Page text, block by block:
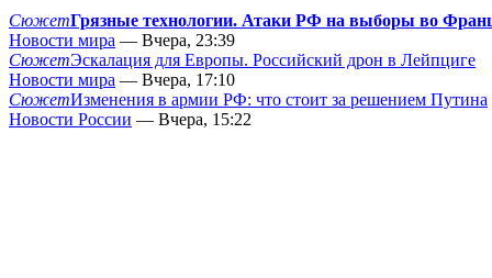
СюжетГрязные технологии. Атаки РФ на выборы во
Новости мира — Вчера, 23:39
СюжетЭскалация для Европы. Российский дрон в Лейпциге
Новости мира — Вчера, 17:10
СюжетИзменения в армии РФ: что стоит за решением Путина
Новости России — Вчера, 15:22